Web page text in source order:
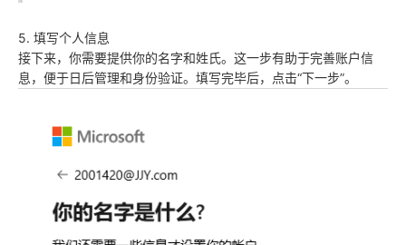
5. 填写个人信息
接下来，你需要提供你的名字和姓氏。这一步有助于完善账户信
息，便于日后管理和身份验证。填写完毕后，点击“下一步”。